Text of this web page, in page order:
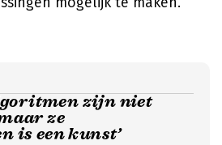
zijn niet
ze
is een kunst’